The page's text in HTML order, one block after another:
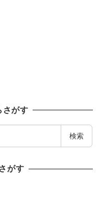
さがす
検索
がす